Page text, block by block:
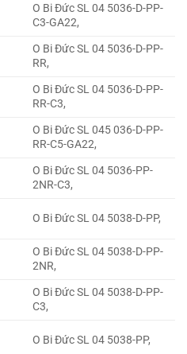
O Bi Đức SL 04 5036-D-PP-
C3-GA22,
O Bi Đức SL 04 5036-D-PP-
RR,
O Bi Đức SL 04 5036-D-PP-
RR-C3,
O Bi Đức SL 045 036-D-PP-
RR-C5-GA22,
O Bi Đức SL 04 5036-PP-
2NR-C3,
O Bi Đức SL 04 5038-D-PP,
O Bi Đức SL 04 5038-D-PP-
2NR,
O Bi Đức SL 04 5038-D-PP-
C3,
O Bi Đức SL 04 5038-PP,